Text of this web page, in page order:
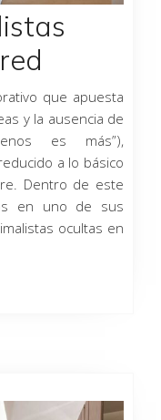
que apuesta
y la ausencia de
es más”),
a lo básico
Dentro de este
en uno de sus
ocultas en